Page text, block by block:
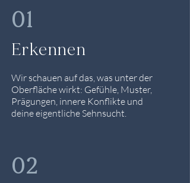
01
Erkennen
Wir schauen auf das, was unter der
Oberfläche wirkt: Gefühle, Muster,
Prägungen, innere Konflikte und
deine eigentliche Sehnsucht.
02